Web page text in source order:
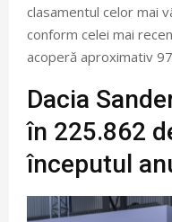
clasamentul celor mai
conform celei mai
acoperă aproximativ
Dacia
în 225.862
începutul